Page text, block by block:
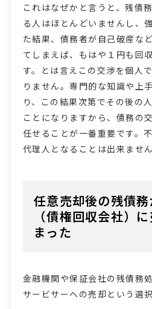
これはなぜかと言うと、残債
る人はほとんどいませんし、
た結果、債務者が自己破産な
てしまえば、もはや１円も回
す。とは言えこの交渉を個人
りません。専門的な知識や上
り、この結果次第でその後の
ことになりますから、債務の
任せることが一番重要です。
代理人となることは出来ません
任意売却後の残債
（債権回収会社）
まった
金融機関や保証会社の残債務
サービサーへの売却という選